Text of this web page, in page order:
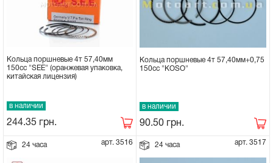
Кольца поршневые 4т 57,40мм
150сс "SEE" (оранжевая упаковка,
китайская лицензия)
в наличии
244.35 грн.
Кольца поршневые 4т 57,40мм+0,75
150сс "KOSO"
в наличии
90.50 грн.
24 часа арт. 3516 24 часа арт. 3517